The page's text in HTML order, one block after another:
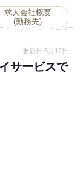
プ
0
ログイン メニュー
求人会社概要
(勤務先)
更新日:5月12日
サービスで